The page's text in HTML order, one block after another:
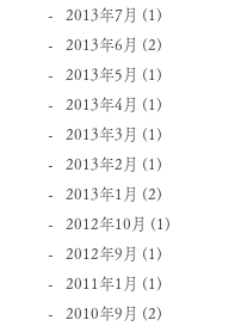
2013年7月 (1)
2013年6月 (2)
2013年5月 (1)
2013年4月 (1)
2013年3月 (1)
2013年2月 (1)
2013年1月 (2)
2012年10月 (1)
2012年9月 (1)
2011年1月 (1)
2010年9月 (2)